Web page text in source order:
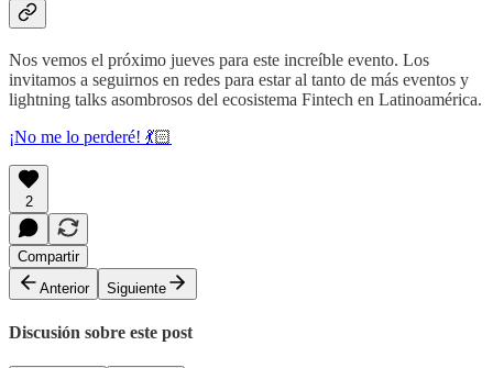
Nos vemos el próximo jueves para este increíble evento. Los
invitamos a seguirnos en redes para estar al tanto de más eventos y
lightning talks asombrosos del ecosistema Fintech en Latinoamérica.
¡No me lo perderé! 💃🏻
2
Compartir
Anterior
Siguiente
Discusión sobre este post